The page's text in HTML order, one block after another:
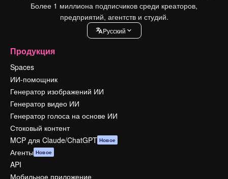
Более 1 миллиона подписчиков среди креаторов,
предприятий, агентств и студий.
Pусский
Продукция
Spaces
ИИ-помощник
Генератор изображений ИИ
Генератор видео ИИ
Генератор голоса на основе ИИ
Стоковый контент
MCP для Claude/ChatGPT Новое
Агенты Новое
API
Мобильное приложение